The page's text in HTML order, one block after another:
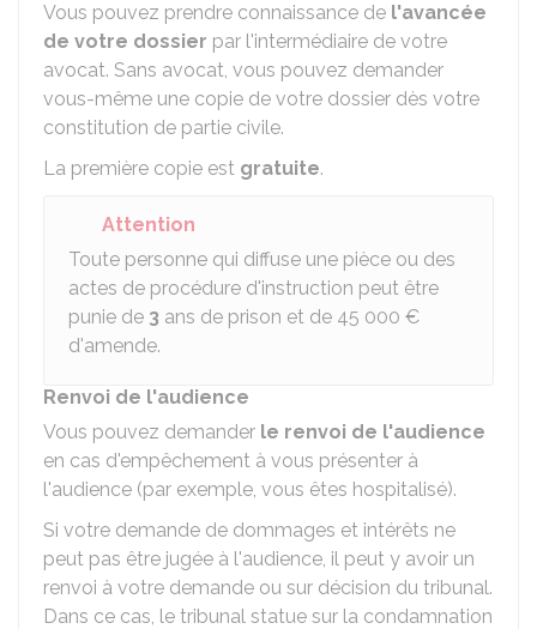
Vous pouvez prendre connaissance de l'avancée
de votre dossier par l'intermédiaire de votre
avocat. Sans avocat, vous pouvez demander
vous-même une copie de votre dossier dès votre
constitution de partie civile.
La première copie est gratuite.
Attention
Toute personne qui diffuse une pièce ou des
actes de procédure d'instruction peut être
punie de 3 ans de prison et de 45 000 €
d'amende.
Renvoi de l'audience
Vous pouvez demander le renvoi de l'audience
en cas d'empêchement à vous présenter à
l'audience (par exemple, vous êtes hospitalisé).
Si votre demande de dommages et intérêts ne
peut pas être jugée à l'audience, il peut y avoir un
renvoi à votre demande ou sur décision du tribunal.
Dans ce cas, le tribunal statue sur la condamnation